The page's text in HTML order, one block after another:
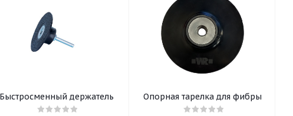
Быстросменный держатель Опорная тарелка для фибры